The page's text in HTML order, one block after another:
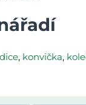
, konvička,